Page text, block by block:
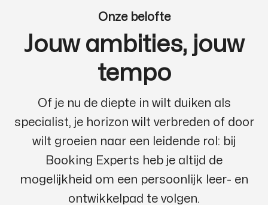
Onze belofte
Jouw ambities, jouw
tempo
Of je nu de diepte in wilt duiken als
specialist, je horizon wilt verbreden of door
wilt groeien naar een leidende rol: bij
Booking Experts heb je altijd de
mogelijkheid om een persoonlijk leer- en
ontwikkelpad te volgen.